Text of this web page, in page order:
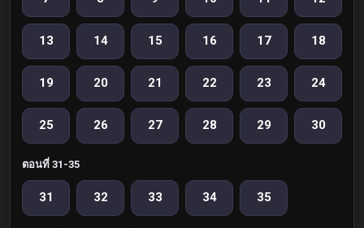
13 14 15 16 17 18
19 20 21 22 23 24
25 26 27 28 29 30
ตอนที่ 31-35
31 32 33 34 35